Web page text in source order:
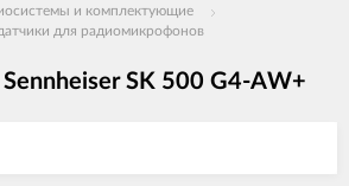
и комплектующие
для радиомикрофонов
SK 500 G4-AW+